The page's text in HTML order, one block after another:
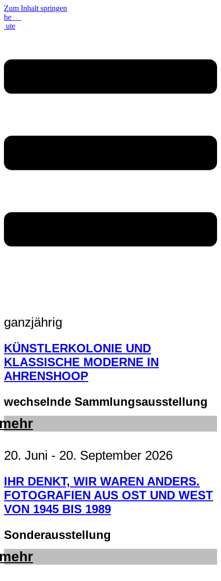
Zum Inhalt springen
he
ute
ganzjährig
KÜNSTLERKOLONIE UND
KLASSISCHE MODERNE IN
AHRENSHOOP
wechselnde Sammlungsausstellung
20. Juni - 20. September 2026
IHR DENKT, WIR WAREN ANDERS.
FOTOGRAFIEN AUS OST UND WEST
VON 1945 BIS 1989
Sonderausstellung